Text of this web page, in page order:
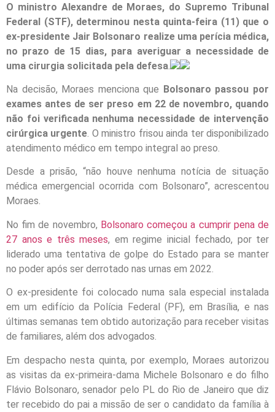
O ministro Alexandre de Moraes, do Supremo Tribunal
Federal (STF), determinou nesta quinta-feira (11) que o
ex-presidente Jair Bolsonaro realize uma perícia médica,
no prazo de 15 dias, para averiguar a necessidade de
uma cirurgia solicitada pela defesa
Na decisão, Moraes menciona que Bolsonaro passou por
exames antes de ser preso em 22 de novembro, quando
não foi verificada nenhuma necessidade de intervenção
cirúrgica urgente. O ministro frisou ainda ter disponibilizado
atendimento médico em tempo integral ao preso.
Desde a prisão, “não houve nenhuma notícia de situação
médica emergencial ocorrida com Bolsonaro”, acrescentou
Moraes.
No fim de novembro, Bolsonaro começou a cumprir pena de
27 anos e três meses, em regime inicial fechado, por ter
liderado uma tentativa de golpe do Estado para se manter
no poder após ser derrotado nas urnas em 2022.
O ex-presidente foi colocado numa sala especial instalada
em um edifício da Polícia Federal (PF), em Brasília, e nas
últimas semanas tem obtido autorização para receber visitas
de familiares, além dos advogados.
Em despacho nesta quinta, por exemplo, Moraes autorizou
as visitas da ex-primeira-dama Michele Bolsonaro e do filho
Flávio Bolsonaro, senador pelo PL do Rio de Janeiro que diz
ter recebido do pai a missão de ser o candidato da família à